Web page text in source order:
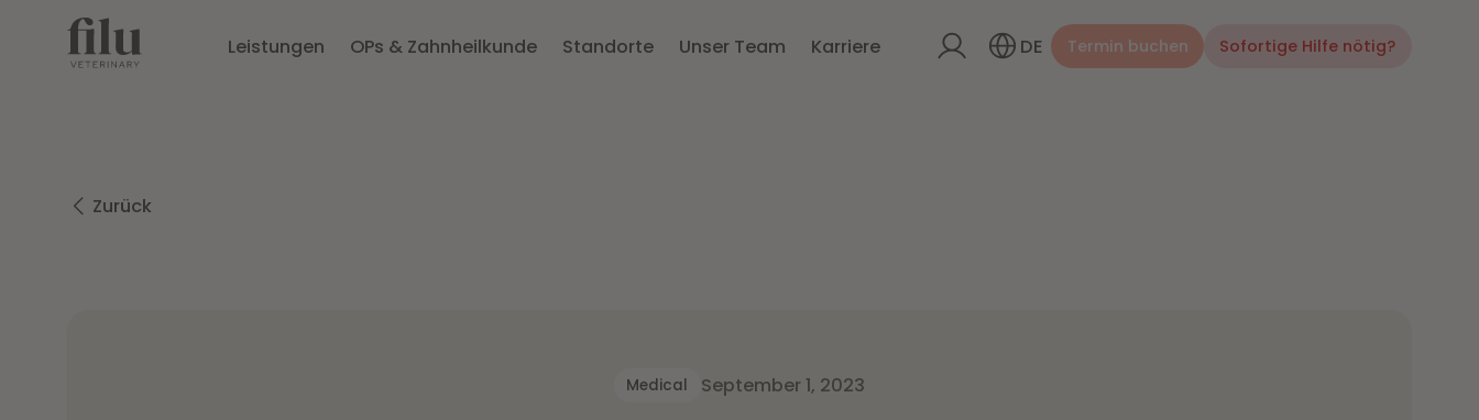
Leistungen OPs & Zahnheilkunde Standorte Unser Team Karriere DE Termin buchen Sofortige Hilfe nötig?
Zurück
Medical September 1, 2023